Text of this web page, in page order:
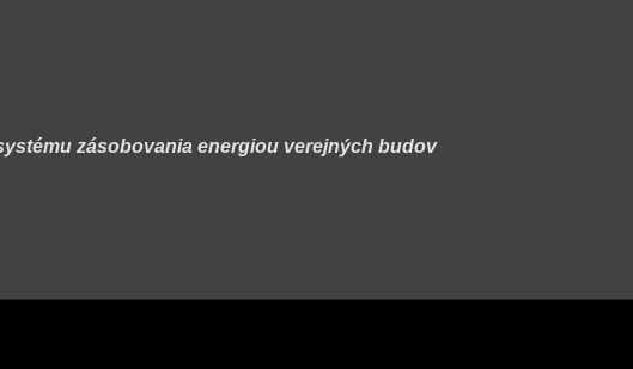
zásobovania energiou verejných budov